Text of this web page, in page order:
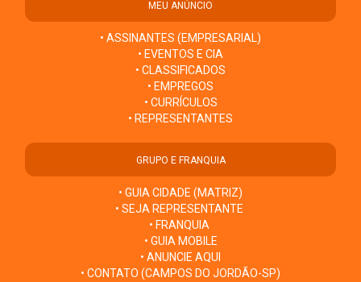
MEU ANÚNCIO
• ASSINANTES (EMPRESARIAL)
• EVENTOS E CIA
• CLASSIFICADOS
• EMPREGOS
• CURRÍCULOS
• REPRESENTANTES
GRUPO E FRANQUIA
• GUIA CIDADE (MATRIZ)
• SEJA REPRESENTANTE
• FRANQUIA
• GUIA MOBILE
• ANUNCIE AQUI
• CONTATO (CAMPOS DO JORDÃO-SP)